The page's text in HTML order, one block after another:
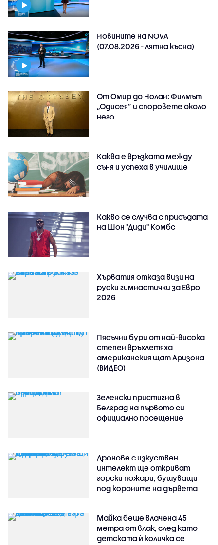
Новините на NOVA
(07.08.2026 - лятна късна)
От Омир до Нолан: Филмът
„Одисея” и споровете около
него
Каква е връзката между
съня и успеха в училище
Какво се случва с присъдата
на Шон "Диди" Комбс
Хърватия отказа визи на
руски гимнастички за Евро
2026
Пясъчни бури от най-висока
степен връхлетяха
американския щат Аризона
(ВИДЕО)
Зеленски пристигна в
Белград на първото си
официално посещение
Дронове с изкуствен
интелект ще откриват
горски пожари, бушуващи
под короните на дървета
Майка беше влачена 45
метра от влак, след като
детската ѝ количка се